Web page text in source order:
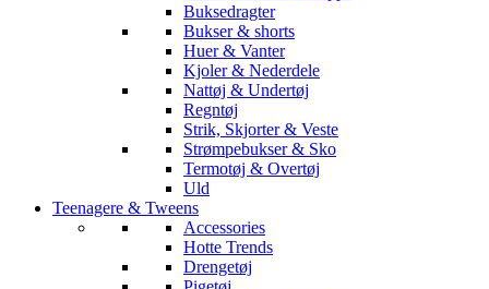
Buksedragter
Bukser & shorts
Huer & Vanter
Kjoler & Nederdele
Nattøj & Undertøj
Regntøj
Strik, Skjorter & Veste
Strømpebukser & Sko
Termotøj & Overtøj
Uld
Teenagere & Tweens
Accessories
Hotte Trends
Drengetøj